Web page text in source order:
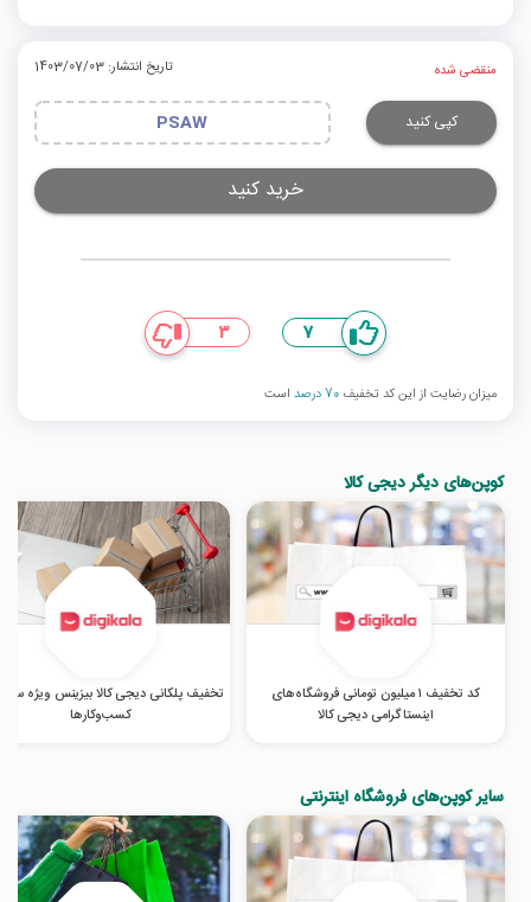
منقضی شده تاریخ انتشار: 1403/07/03
کپی کنید PSAW
خرید کنید
7
3
میزان رضایت از این کد تخفیف 70 درصد است
کوپن‌های دیگر دیجی کالا
کد تخفیف ۱ میلیون تومانی فروشگاه‌های
اینستاگرامی دیجی کالا
تخفیف پلکانی دیجی کالا بیزینس ویژه
کسب‌‌وکارها
سایر کوپن‌های فروشگاه اینترنتی